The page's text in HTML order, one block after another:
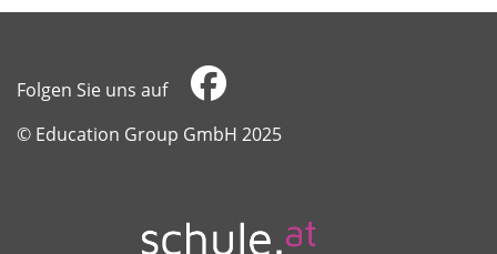
Folgen Sie uns auf
​​​​​​​© Education Group GmbH 2025